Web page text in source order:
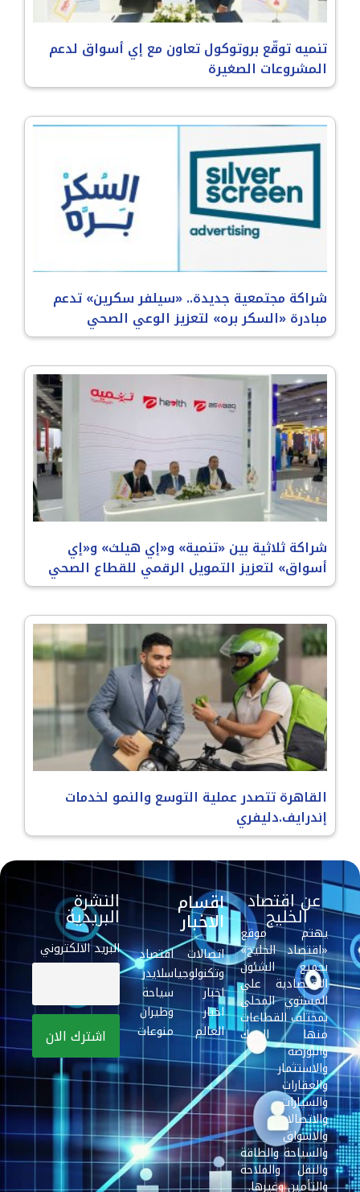
تنميه توقّع بروتوكول تعاون مع إي أسواق لدعم
المشروعات الصغيرة
شراكة مجتمعية جديدة.. «سيلفر سكرين» تدعم
مبادرة «السكر بره» لتعزيز الوعي الصحي
شراكة ثلاثية بين «تنمية» و«إي هيلث» و«إي
أسواق» لتعزيز التمويل الرقمي للقطاع الصحي
القاهرة تتصدر عملية التوسع والنمو لخدمات
إندرايف.دليفري
عن اقتصاد
الخليج
يهتم موقع
«اقتصاد الخليج»
بجميع الشئون
الاقتصادية علي
المستوي المحلي
بمختلف القطاعات
منها البنوك
والبورصة
والاستثمار
والعقارات
والسيارات
والاتصالات
والاسواق
والسياحة والطاقة
والنقل والملاحة
والتأمين وغيرها.
اقسام
الاخبار
اتصالات
وتكنولوجيا
اخبار
اخبار
العالم
اقتصاد
سلايدر
سياحة
وطيران
منوعات
النشرة
البريدية
البريد الالكتروني